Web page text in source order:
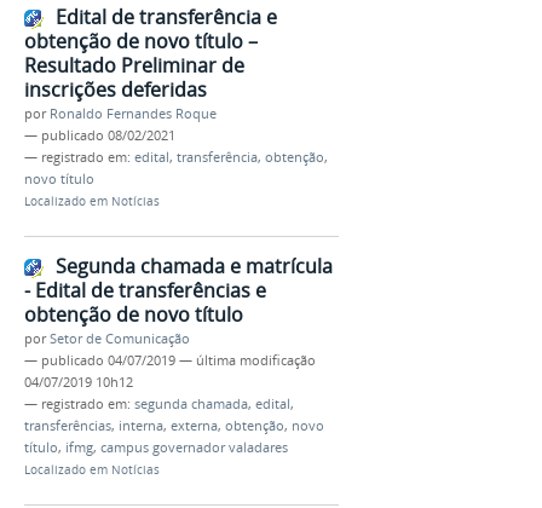
Edital de transferência e
obtenção de novo título –
Resultado Preliminar de
inscrições deferidas
por Ronaldo Fernandes Roque
— publicado 08/02/2021
— registrado em: edital, transferência, obtenção,
novo título
Localizado em Notícias
Segunda chamada e matrícula
- Edital de transferências e
obtenção de novo título
porSetor de Comunicação
— publicado 04/07/2019 — última modificação
04/07/2019 10h12
— registrado em: segunda chamada, edital,
transferências, interna, externa, obtenção, novo
título, ifmg, campus governador valadares
Localizado em Notícias